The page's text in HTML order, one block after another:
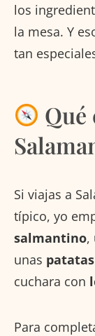
los
la mesa. Y
tan
Qué
Si viajas a
típico, yo
salmantino,
unas
cuchara con
Para